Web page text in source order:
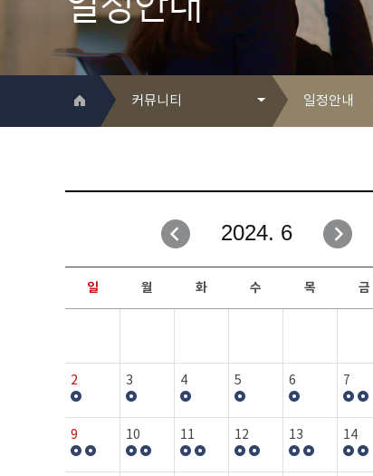
커뮤니티
취업성공지원과
창업지원·교육센터
현장실습/IPP사업단
커뮤니티
일정안내
자유게시판
일정안내
보도자료
행사갤러리
2024. 6
일 월 화 수 목 금
2 3 4 5 6 7
9 10 11 12 13 14